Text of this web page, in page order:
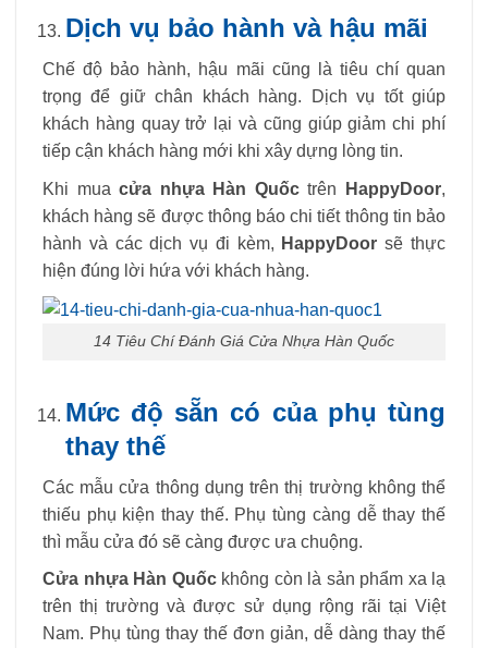
Dịch vụ bảo hành và hậu mãi
Chế độ bảo hành, hậu mãi cũng là tiêu chí quan
trọng để giữ chân khách hàng. Dịch vụ tốt giúp
khách hàng quay trở lại và cũng giúp giảm chi phí
tiếp cận khách hàng mới khi xây dựng lòng tin.
Khi muacửa nhựa Hàn Quốctrên HappyDoor,
khách hàng sẽ được thông báo chi tiết thông tin bảo
hành và các dịch vụ đi kèm, HappyDoor sẽ thực
hiện đúng lời hứa với khách hàng.
14 Tiêu Chí Đánh Giá Cửa Nhựa Hàn Quốc
Mức độ sẵn có của phụ tùng
thay thế
Các mẫu cửa thông dụng trên thị trường không thể
thiếu phụ kiện thay thế. Phụ tùng càng dễ thay thế
thì mẫu cửa đó sẽ càng được ưa chuộng.
Cửa nhựa Hàn Quốckhông còn là sản phẩm xa lạ
trên thị trường và được sử dụng rộng rãi tại Việt
Nam. Phụ tùng thay thế đơn giản, dễ dàng thay thế